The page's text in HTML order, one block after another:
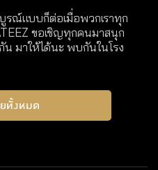
รณ์แบบก็ต่อเมื่อพวกเราทุก
ขอเชิญทุกคนมาสนุก
มาให้ได้นะ พบกันในโรง
ทั้งหมด